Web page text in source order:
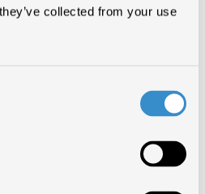
collected from your use
11/06/2026